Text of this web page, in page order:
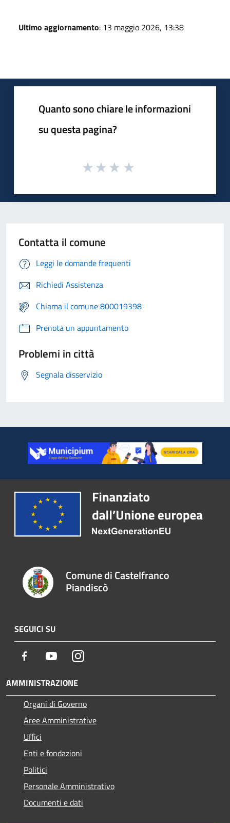
Ultimo aggiornamento: 13 maggio 2026, 13:38
Quanto sono chiare le informazioni
su questa pagina?
Contatta il comune
Leggi le domande frequenti
Richiedi Assistenza
Chiama il comune 800019398
Prenota un appuntamento
Problemi in città
Segnala disservizio
Comune di Castelfranco
Piandiscò
SEGUICI SU
Facebook YoutubeInstagram
AMMINISTRAZIONE
Organi di Governo
Aree Amministrative
Uffici
Enti e fondazioni
Politici
Personale Amministrativo
Documenti e dati